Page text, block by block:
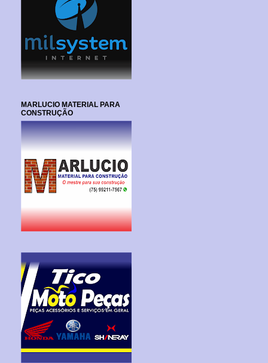
MARLUCIO MATERIAL PARA
CONSTRUÇÃO